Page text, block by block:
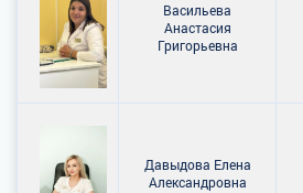
Васильева
Анастасия
Григорьевна
Давыдова Елена
Александровна